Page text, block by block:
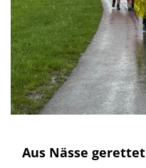
Aus Nässe gerettet